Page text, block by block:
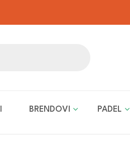
BRENDOVI PADEL